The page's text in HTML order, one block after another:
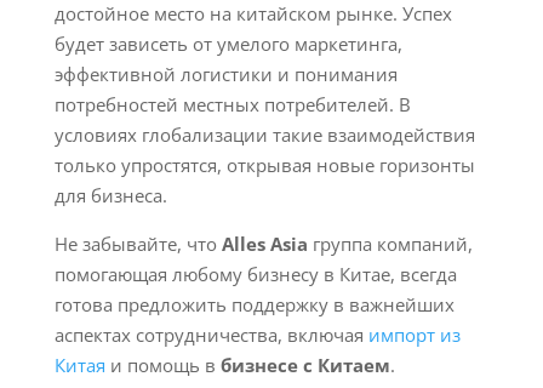
достойное место на китайском рынке. Успех
будет зависеть от умелого маркетинга,
эффективной логистики и понимания
потребностей местных потребителей. В
условиях глобализации такие взаимодействия
только упростятся, открывая новые горизонты
для бизнеса.
Не забывайте, что Alles Asia группа компаний,
помогающая любому бизнесу в Китае, всегда
готова предложить поддержку в важнейших
аспектах сотрудничества, включая импорт из
Китая и помощь в бизнесе с Китаем.